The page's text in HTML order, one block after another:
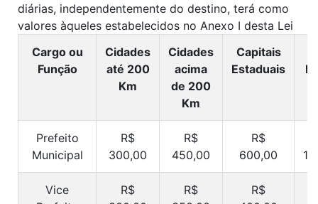
diárias, independentemente do destino, terá como
valores àqueles estabelecidos no Anexo I desta Lei
Cargo ou
Função
Cidades
até 200
Km
Cidades
acima
de 200
Km
Capitais
Estaduais
Prefeito
Municipal
R$
300,00
R$
450,00
R$
600,00
Vice
R$
R$
R$